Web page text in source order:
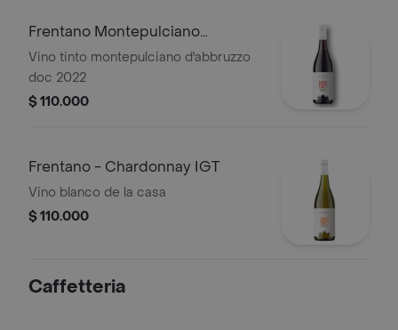
Frentano Montepulciano
D'abbruzzo Doc
Vino tinto montepulciano d'abbruzzo
doc 2022
$ 110.000
Frentano - Chardonnay IGT
Vino blanco de la casa
$ 110.000
Caffetteria